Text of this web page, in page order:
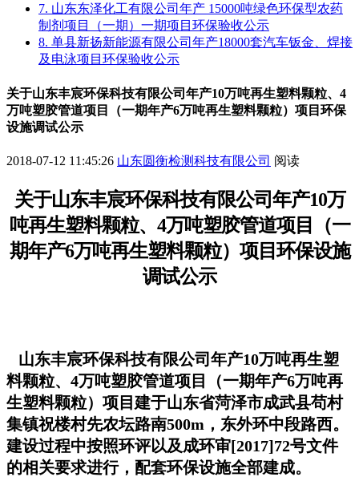
7. 山东东泽化工有限公司年产 15000吨绿色环保型农药
制剂项目（一期）一期项目环保验收公示
8. 单县新扬新能源有限公司年产18000套汽车钣金、焊接
及电泳项目环保验收公示
关于山东丰宸环保科技有限公司年产10万吨再生塑料颗粒、4
万吨塑胶管道项目（一期年产6万吨再生塑料颗粒）项目环保
设施调试公示
2018-07-12 11:45:26 山东圆衡检测科技有限公司 阅读
关于山东丰宸环保科技有限公司年产10万
吨再生塑料颗粒、4万吨塑胶管道项目（一
期年产6万吨再生塑料颗粒）项目环保设施
调试公示
山东丰宸环保科技有限公司年产10万吨再生塑
料颗粒、4万吨塑胶管道项目（一期年产6万吨再
生塑料颗粒）项目建于山东省菏泽市成武县苟村
集镇祝楼村先农坛路南500m，东外环中段路西。
建设过程中按照环评以及成环审[2017]72号文件
的相关要求进行，配套环保设施全部建成。